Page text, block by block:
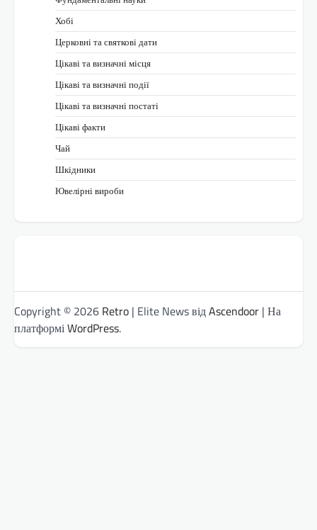
Хобі
Церковні та святкові дати
Цікаві та визначні місця
Цікаві та визначні події
Цікаві та визначні постаті
Цікаві факти
Чай
Шкідники
Ювелірні вироби
Copyright © 2026 Retro | Elite News відAscendoor | На
платформіWordPress.